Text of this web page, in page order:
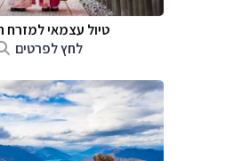
טיול עצמאי למזרח
לחץ לפרטים